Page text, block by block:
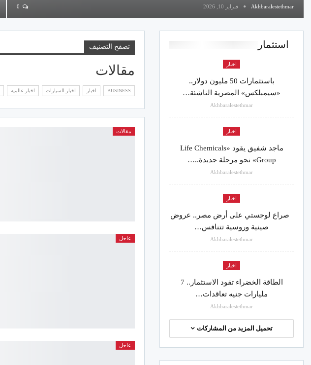
Akhbaralestethmar فبراير 10, 2026
تصفح التصنيف
مقالات
BUSINESS اخبار اخبار السيارات اخبار عالمية
مقالات
عاجل
عاجل
استثمار
اخبار
باستثمارات 50 مليون دولار..
«سيمبلكس» المصرية الناشئة…
Akhbaralestethmar
اخبار
ماجد شفيق يقود «Life Chemicals
Group» نحو مرحلة جديدة..…
Akhbaralestethmar
اخبار
صراع لوجستي على أرض مصر.. عروض
صينية وروسية تتنافس…
Akhbaralestethmar
اخبار
الطاقة الخضراء تقود الاستثمار.. 7
مليارات جنيه تعاقدات…
Akhbaralestethmar
تحميل المزيد من المشاركات